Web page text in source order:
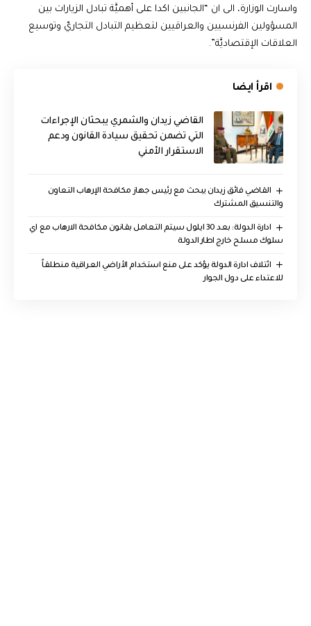
واسارت الوزارة، الى ان “الجانبين اكدا على أهميَّة تبادل الزيارات بين
المسؤولين الفرنسيين والعراقيين لتعظيم التبادل التجاريّ وتوسيع
العلاقات الإقتصاديَّة”.
اقرأ ايضا
القاضي زيدان والشمري يبحثان الإجراءات
التي تضمن تحقيق سيادة القانون ودعم
الاستقرار الأمني
القاضي فائق زيدان يبحث مع رئيس جهاز مكافحة الإرهاب التعاون
والتنسيق المشترك
ادارة الدولة: بعد 30 ايلول سيتم التعامل بقانون مكافحة الارهاب مع اي
سلوك مسلح خارج اطار الدولة
ائتلاف ادارة الدولة يؤكد على منع استخدام الأراضي العراقية منطلقاً
للاعتداء على دول الجوار